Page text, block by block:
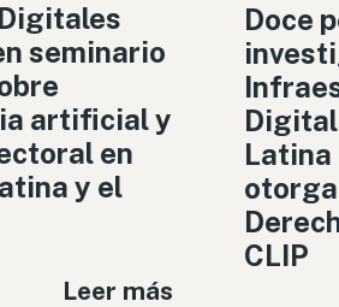
seminario
artificial y
en
y el
Leer más
Doce
Latina
CLIP